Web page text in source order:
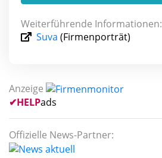
Weiterführende Informationen:
Suva (Firmenporträt)
Anzeige
✔HELPads
Offizielle News-Partner: